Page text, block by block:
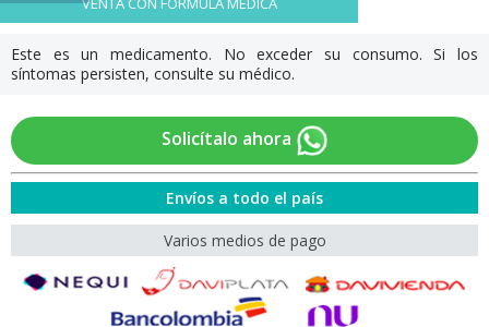
Este es un medicamento. No exceder su consumo. Si los
síntomas persisten, consulte su médico.
Solicítalo ahora
Envíos a todo el país
Varios medios de pago